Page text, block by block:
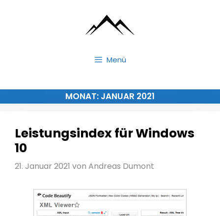
Menü
MONAT: JANUAR 2021
Leistungsindex für Windows
10
21. Januar 2021 von Andreas Dumont